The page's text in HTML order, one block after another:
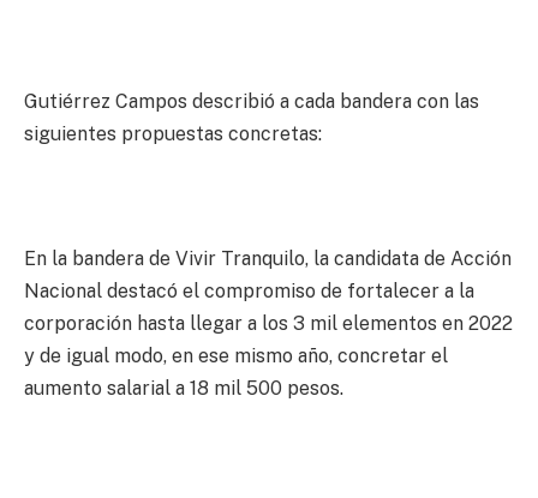
Gutiérrez Campos describió a cada bandera con las
siguientes propuestas concretas:
En la bandera de Vivir Tranquilo, la candidata de Acción
Nacional destacó el compromiso de fortalecer a la
corporación hasta llegar a los 3 mil elementos en 2022
y de igual modo, en ese mismo año, concretar el
aumento salarial a 18 mil 500 pesos.